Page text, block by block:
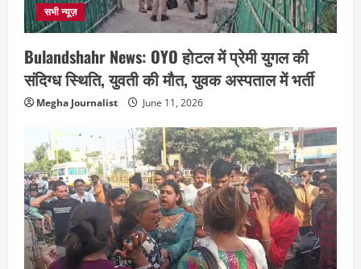
सभी न्यूज़
Bulandshahr News: OYO होटल में प्रेमी युगल की
संदिग्ध स्थिति, युवती की मौत, युवक अस्पताल में भर्ती
Megha Journalist June 11, 2026